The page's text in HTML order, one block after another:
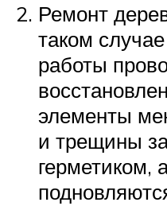
Ремонт
таком
работы
элементы
и трещины
герметиком,